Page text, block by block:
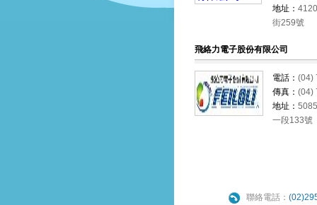
地址：
街259號
飛絡力電子股份有限公司
電話： (04)
傳真： (04)
地址：
一段133號
聯絡電話：